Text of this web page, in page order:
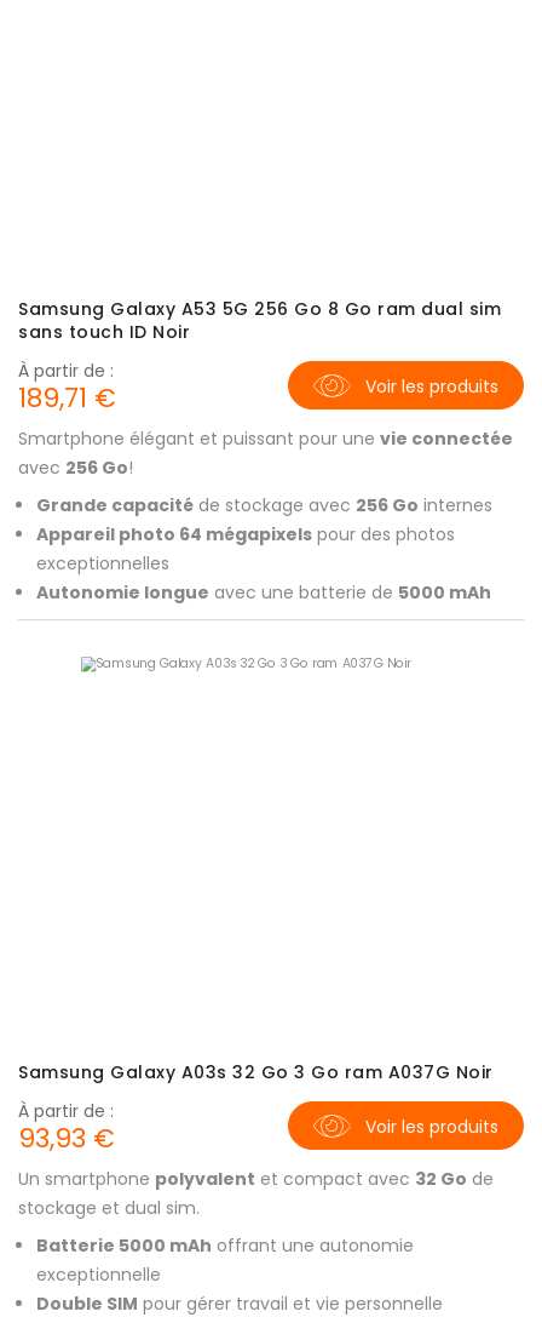
Samsung Galaxy A53 5G 256 Go 8 Go ram dual sim
sans touch ID Noir
Smartphone élégant et puissant pour une vie connectée
avec 256 Go!
À partir de :
189,71 € Voir les produits
Grande capacité de stockage avec 256 Go internes
Appareil photo 64 mégapixels pour des photos
exceptionnelles
Autonomie longue avec une batterie de 5000 mAh
Samsung Galaxy A03s 32 Go 3 Go ram A037G Noir
Un smartphone polyvalent et compact avec 32 Go de
stockage et dual sim.
À partir de :
93,93 € Voir les produits
Batterie 5000 mAh offrant une autonomie
exceptionnelle
Double SIM pour gérer travail et vie personnelle